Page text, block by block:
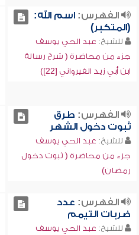
الفهرس:اسم الله:
(المتكبر)
للشيخ: عبد الحي يوسف
جزء من محاضرة ( شرح رسالة
ابن أبي زيد القيرواني [22])
الفهرس: طرق
ثبوت دخول الشهر
للشيخ: عبد الحي يوسف
جزء من محاضرة ( ثبوت دخول
رمضان)
الفهرس: عدد
ضربات التيمم
للشيخ: عبد الحي يوسف